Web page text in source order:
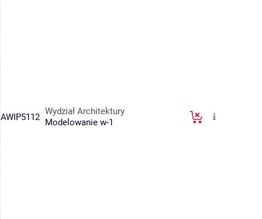
AWIP5112
Wydział Architektury
Modelowanie w-1